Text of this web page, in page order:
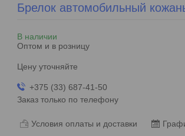
Брелок автомобильный
В наличии
Оптом и в розницу
Цену уточняйте
+375 (33) 687-41-50
Заказ только по телефону
Условия оплаты и доставки